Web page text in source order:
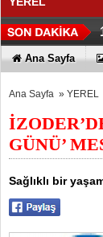
Ana Sayfa
Ana Sayfa » YEREL
GÜNÜ’
Sağlıklı bir